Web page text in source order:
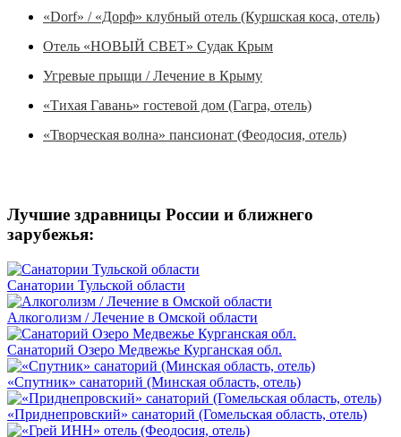
«Dorf» / «Дорф» клубный отель (Куршская коса, отель)
Отель «НОВЫЙ СВЕТ» Судак Крым
Угревые прыщи / Лечение в Крыму
«Тихая Гавань» гостевой дом (Гагра, отель)
«Творческая волна» пансионат (Феодосия, отель)
Лучшие здравницы России и ближнего
зарубежья:
Санатории Тульской области
Алкоголизм / Лечение в Омской области
Санаторий Озеро Медвежье Курганская обл.
«Спутник» санаторий (Минская область, отель)
«Приднепровский» санаторий (Гомельская область, отель)